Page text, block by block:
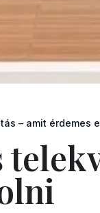
– amit érdemes